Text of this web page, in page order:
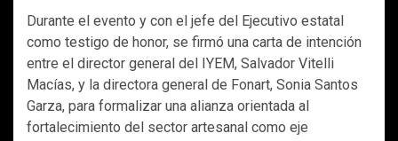
Durante el evento y con el jefe del Ejecutivo estatal
como testigo de honor, se firmó una carta de intención
entre el director general del IYEM, Salvador Vitelli
Macías, y la directora general de Fonart, Sonia Santos
Garza, para formalizar una alianza orientada al
fortalecimiento del sector artesanal como eje